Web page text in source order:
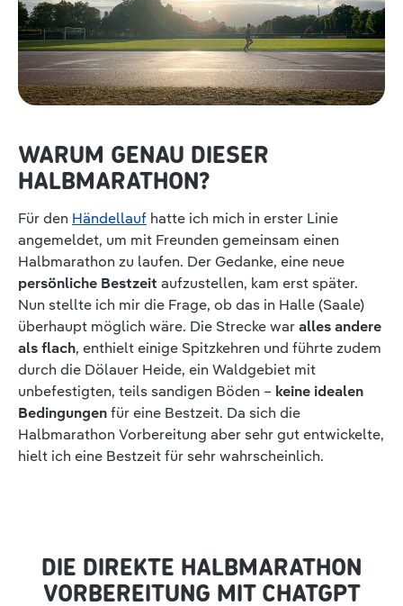
WARUM GENAU DIESER
HALBMARATHON?
Für den Händellauf hatte ich mich in erster Linie
angemeldet, um mit Freunden gemeinsam einen
Halbmarathon zu laufen. Der Gedanke, eine neue
persönliche Bestzeit aufzustellen, kam erst später.
Nun stellte ich mir die Frage, ob das in Halle (Saale)
überhaupt möglich wäre. Die Strecke waralles andere
als flach, enthielt einige Spitzkehren und führte zudem
durch die Dölauer Heide, ein Waldgebiet mit
unbefestigten, teils sandigen Böden – keine idealen
Bedingungenfür eine Bestzeit. Da sich die
Halbmarathon Vorbereitung aber sehr gut entwickelte,
hielt ich eine Bestzeit für sehr wahrscheinlich.
DIE DIREKTE HALBMARATHON
VORBEREITUNG MIT CHATGPT